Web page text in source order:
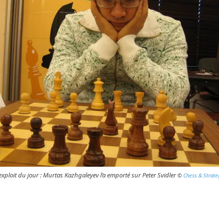
du jour : Murtas Kazhgaleyev l’a emporté sur Peter Svidler© Chess &